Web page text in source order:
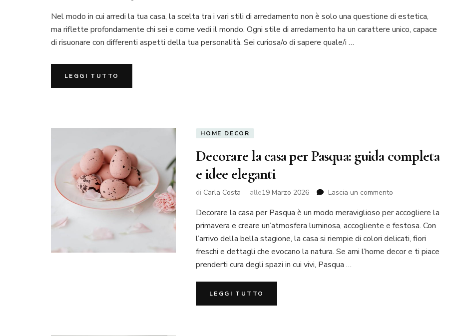
stili
di
arredamento
te
Nel modo in cui arredi la tua casa, la scelta tra i vari stili di arredamento non è solo una questione di estetica,
ma riflette profondamente chi sei e come vedi il mondo. Ogni stile di arredamento ha un carattere unico, capace
di risuonare con differenti aspetti della tua personalità. Sei curiosa/o di sapere quale/i …
LEGGI TUTTO
HOME DECOR
Decorare la casa per Pasqua: guida completa
e idee eleganti
di Carla Costa alle19 Marzo 2026 Lascia un commento
la
casa
per
Pasqua:
guida
Decorare la casa per Pasqua è un modo meraviglioso per accogliere la
primavera e creare un’atmosfera luminosa, accogliente e festosa. Con
l’arrivo della bella stagione, la casa si riempie di colori delicati, fiori
freschi e dettagli che evocano la natura. Se ami l’home decor e ti piace
prenderti cura degli spazi in cui vivi, Pasqua …
LEGGI TUTTO